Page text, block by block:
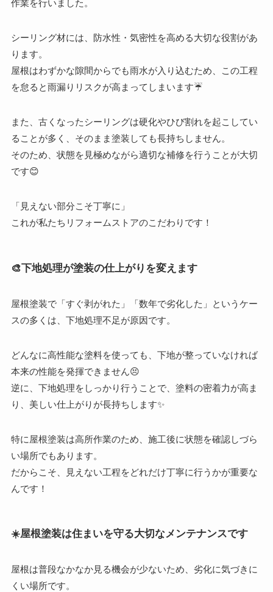
作業を行いました。
シーリング材には、防水性・気密性を高める大切な役割があ
ります。
屋根はわずかな隙間からでも雨水が入り込むため、この工程
を怠ると雨漏りリスクが高まってしまいます☔
また、古くなったシーリングは硬化やひび割れを起こしてい
ることが多く、そのまま塗装しても長持ちしません。
そのため、状態を見極めながら適切な補修を行うことが大切
です😊
「見えない部分こそ丁寧に」
これが私たちリフォームストアのこだわりです！
🎨下地処理が塗装の仕上がりを変えます
屋根塗装で「すぐ剥がれた」「数年で劣化した」というケー
スの多くは、下地処理不足が原因です。
どんなに高性能な塗料を使っても、下地が整っていなければ
本来の性能を発揮できません😣
逆に、下地処理をしっかり行うことで、塗料の密着力が高ま
り、美しい仕上がりが長持ちします✨
特に屋根塗装は高所作業のため、施工後に状態を確認しづら
い場所でもあります。
だからこそ、見えない工程をどれだけ丁寧に行うかが重要な
んです！
☀️屋根塗装は住まいを守る大切なメンテナンスです
屋根は普段なかなか見る機会が少ないため、劣化に気づきに
くい場所です。